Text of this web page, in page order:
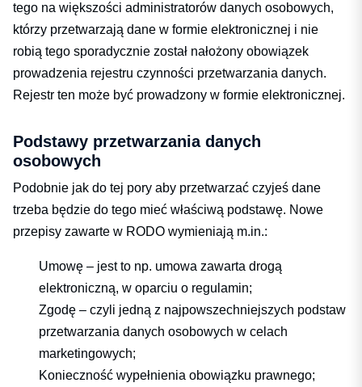
tego na większości administratorów danych osobowych,
którzy przetwarzają dane w formie elektronicznej i nie
robią tego sporadycznie został nałożony obowiązek
prowadzenia rejestru czynności przetwarzania danych.
Rejestr ten może być prowadzony w formie elektronicznej.
Podstawy przetwarzania danych
osobowych
Podobnie jak do tej pory aby przetwarzać czyjeś dane
trzeba będzie do tego mieć właściwą podstawę. Nowe
przepisy zawarte w RODO wymieniają m.in.:
Umowę – jest to np. umowa zawarta drogą
elektroniczną, w oparciu o regulamin;
Zgodę – czyli jedną z najpowszechniejszych podstaw
przetwarzania danych osobowych w celach
marketingowych;
Konieczność wypełnienia obowiązku prawnego;